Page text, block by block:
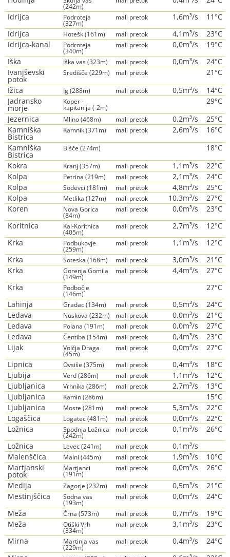
(242m)
Idrijca
Podroteja
(327m)
mali pretok 1,6m³/s
11°C
Idrijca
Hotešk (161m) mali pretok 4,1m³/s
23°C
Idrijca-kanal
Podroteja
(340m)
mali pretok 0,0m³/s
19°C
Iška
Iška vas (323m) mali pretok 0,0m³/s
24°C
Ivanjševski
potok
Središče (229m) mali pretok
21°C
Ižica
Ig (288m) mali pretok 0,5m³/s
14°C
Jadransko
morje
Koper -
kapitanija (-2m)
29°C
Jezernica
Mlino (468m) mali pretok 0,2m³/s
25°C
Kamniška
Bistrica
Kamnik (371m) mali pretok 2,6m³/s
16°C
Kamniška
Bistrica
Bišče (274m)
18°C
Kokra
Kranj (357m) mali pretok 1,1m³/s
22°C
Kolpa
Petrina (219m) mali pretok 2,1m³/s
24°C
Kolpa
Sodevci (181m) mali pretok 4,8m³/s
25°C
Kolpa
Metlika (127m) mali pretok 10,3m³/s
27°C
Koren
Nova Gorica
(84m)
mali pretok 0,0m³/s
23°C
Koritnica
Kal-Koritnica
(405m)
mali pretok 2,7m³/s
12°C
Krka
Podbukovje
(259m)
mali pretok 1,1m³/s
12°C
Krka
Soteska (168m) mali pretok 3,0m³/s
21°C
Krka
Gorenja Gomila
(149m)
mali pretok 4,4m³/s
27°C
Krka
Podbočje
(146m)
27°C
Lahinja
Gradac (134m) mali pretok 0,5m³/s
24°C
Ledava
Nuskova (232m) mali pretok 0,0m³/s
21°C
Ledava
Polana (191m) mali pretok 0,0m³/s
27°C
Ledava
Čentiba (154m) mali pretok 0,4m³/s
23°C
Lijak
Volčja Draga
(45m)
mali pretok 0,0m³/s
27°C
Lipnica
Ovsiše (375m) mali pretok 0,4m³/s
18°C
Ljubija
Verd (286m) mali pretok 1,1m³/s
12°C
Ljubljanica
Vrhnika (286m) mali pretok 2,7m³/s
13°C
Ljubljanica
Kamin (286m)
15°C
Ljubljanica
Moste (281m) mali pretok 5,3m³/s
22°C
Logaščica
Logatec (481m) mali pretok 0,0m³/s
22°C
Ložnica
Spodnja Ložnica
(242m)
mali pretok 0,1m³/s
26°C
Ložnica
Levec (241m) mali pretok
0,1m³/s
Malenščica
Malni (445m) mali pretok 1,9m³/s
10°C
Martjanski
potok
Martjanci
(191m)
mali pretok 0,0m³/s
26°C
Medija
Zagorje (232m) mali pretok 0,5m³/s
21°C
Mestinjščica
Sodna vas
(193m)
mali pretok 0,0m³/s
24°C
Meža
Črna (573m) mali pretok 0,7m³/s
19°C
Meža
Otiški Vrh
(334m)
mali pretok 3,1m³/s
23°C
Mirna
Martinja vas
(229m)
mali pretok 0,4m³/s
24°C